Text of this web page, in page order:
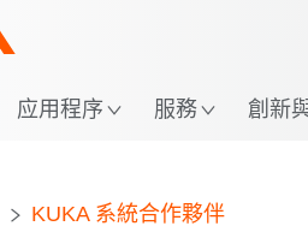
应用程序 服務 創新
KUKA 系統合作夥伴